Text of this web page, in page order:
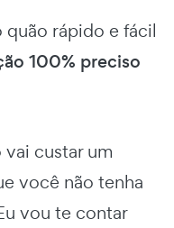
rápido e fácil
100% preciso
custar um
você não tenha
vou te contar